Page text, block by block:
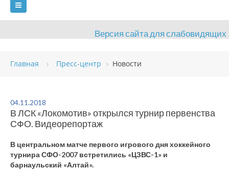
Версия сайта для слабовидящих
ГЛАВНАЯ
ВИДЫ СПОРТА
ОБЪЕКТЫ ДОКУМЕНТЫ
ОЦЕНКА КАЧЕСТВА ОБРАЗОВАНИЯ ВАКАНСИИ
ПЛАТНЫЕ УСЛУГИ
Главная Пресс-центр Новости
04.11.2018
В ЛСК «Локомотив» открылся турнир первенства
СФО. Видеорепортаж
В центральном матче первого игрового дня хоккейного
турнира СФО-2007 встретились «ЦЗВС-1» и
барнаульский «Алтай».